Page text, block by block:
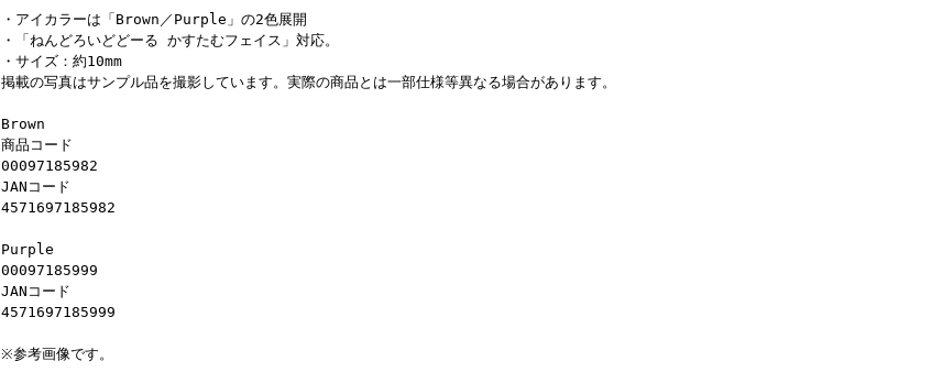
・アイカラーは「Brown／Purple」の2色展開
・「ねんどろいどどーる かすたむフェイス」対応。
・サイズ：約10mm
掲載の写真はサンプル品を撮影しています。実際の商品とは一部仕様等異なる場合があります。
Brown
商品コード
00097185982
JANコード
4571697185982
Purple
00097185999
JANコード
4571697185999
※参考画像です。